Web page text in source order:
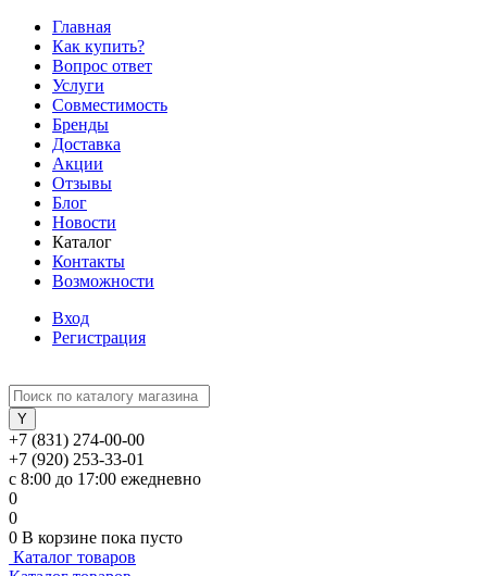
Главная
Как купить?
Вопрос ответ
Услуги
Совместимость
Бренды
Доставка
Акции
Отзывы
Блог
Новости
Каталог
Контакты
Возможности
Вход
Регистрация
+7 (831) 274-00-00
+7 (920) 253-33-01
с 8:00 до 17:00 ежедневно
0
0
0 В корзине пока пусто
Каталог товаров